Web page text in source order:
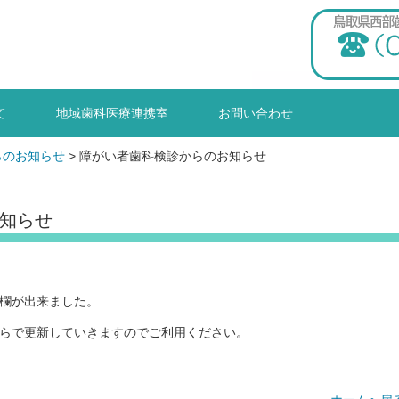
地域歯科医療連携室 お問い合わせ
お知らせ> 障がい者歯科検診からのお知らせ
らせ
が出来ました。
で更新していきますのでご利用ください。